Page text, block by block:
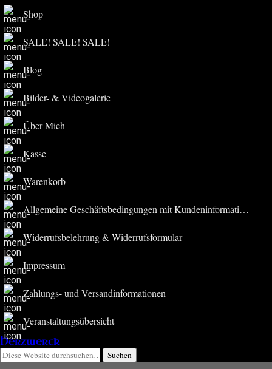
Shop
SALE! SALE! SALE!
Blog
Bilder- & Videogalerie
Über Mich
Kasse
Warenkorb
Allgemeine Geschäftsbedingungen mit Kundeninformationen
Widerrufsbelehrung & Widerrufsformular
Impressum
Zahlungs- und Versandinformationen
Veranstaltungsübersicht
Herzwerck